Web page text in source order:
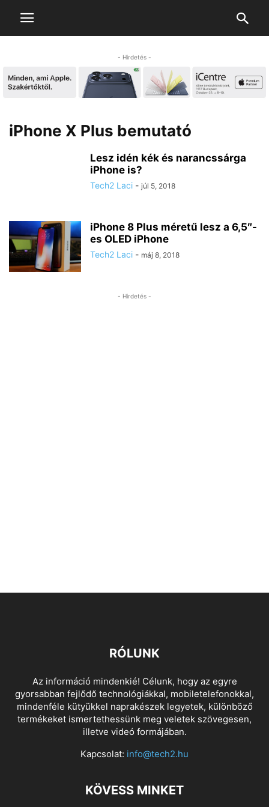
- Hirdetés -
iPhone X Plus bemutató
Lesz idén kék és narancssárga
iPhone is?
Tech2 Laci - júl 5, 2018
iPhone 8 Plus méretű lesz a 6,5″-
es OLED iPhone
Tech2 Laci - máj 8, 2018
- Hirdetés -
RÓLUNK
Az információ mindenkié! Célunk, hogy az egyre
gyorsabban fejlődő technológiákkal, mobiletelefonokkal,
mindenféle kütyükkel naprakészek legyetek, különböző
termékeket ismertethessünk meg veletek szövegesen,
illetve videó formájában.
Kapcsolat: info@tech2.hu
KÖVESS MINKET